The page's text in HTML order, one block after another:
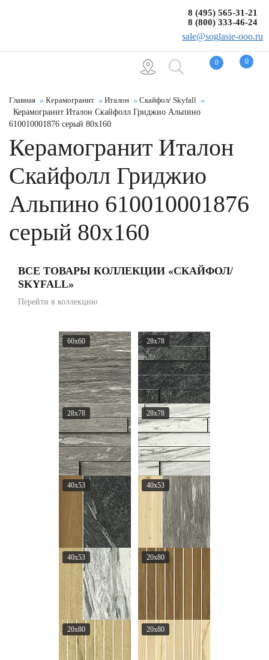
0 0
8 (495) 565-31-21
8 (800) 333-46-24
sale@soglasie-ooo.ru
Главная Керамогранит Италон
Скайфол/ Skyfall
Керамогранит Италон Скайфолл Гриджио Альпино
610010001876 серый 80x160
Керамогранит Италон
Скайфолл Гриджио
Альпино 610010001876
серый 80x160
ВСЕ ТОВАРЫ КОЛЛЕКЦИИ «СКАЙФОЛ/
SKYFALL»
Перейти в коллекцию
60x60 28x78
28x78 28x78
40x53 40x53
40x53 20x80
20x80 20x80